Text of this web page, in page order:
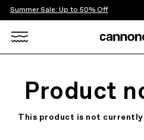
Summer Sale: Up to 50% Off
Product
This product is not